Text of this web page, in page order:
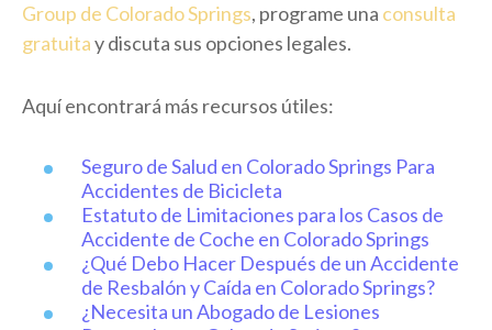
Group de Colorado Springs, programe una consulta
gratuitay discuta sus opciones legales.
Aquí encontrará más recursos útiles:
Seguro de Salud en Colorado Springs Para
Accidentes de Bicicleta
Estatuto de Limitaciones para los Casos de
Accidente de Coche en Colorado Springs
¿Qué Debo Hacer Después de un Accidente
de Resbalón y Caída en Colorado Springs?
¿Necesita un Abogado de Lesiones